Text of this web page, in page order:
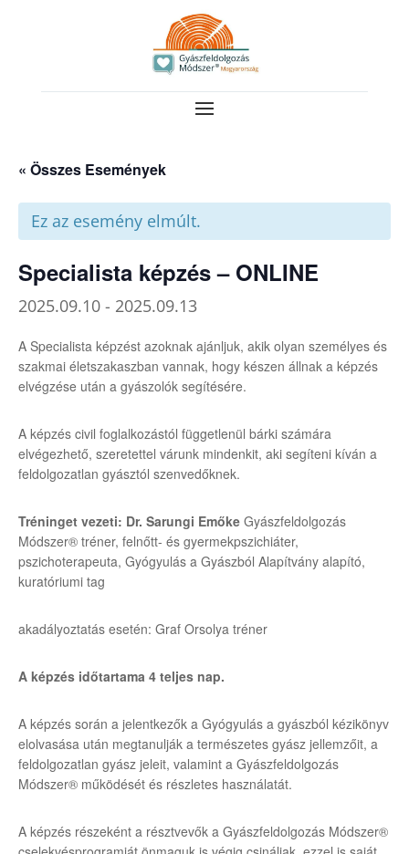
« Összes Események
Ez az esemény elmúlt.
Specialista képzés – ONLINE
2025.09.10 - 2025.09.13
A Specialista képzést azoknak ajánljuk, akik olyan személyes és
szakmai életszakaszban vannak, hogy készen állnak a képzés
elvégzése után a gyászolók segítésére.
A képzés civil foglalkozástól függetlenül bárki számára
elvégezhető, szeretettel várunk mindenkit, aki segíteni kíván a
feldolgozatlan gyásztól szenvedőknek.
Tréninget vezeti: Dr. Sarungi Emőke Gyászfeldolgozás
Módszer® tréner, felnőtt- és gyermekpszichiáter,
pszichoterapeuta, Gyógyulás a Gyászból Alapítvány alapító,
kuratóriumi tag
akadályoztatás esetén: Graf Orsolya tréner
A képzés időtartama 4 teljes nap.
A képzés során a jelentkezők a Gyógyulás a gyászból kézikönyv
elolvasása után megtanulják a természetes gyász jellemzőit, a
feldolgozatlan gyász jeleit, valamint a Gyászfeldolgozás
Módszer® működését és részletes használatát.
A képzés részeként a résztvevők a Gyászfeldolgozás Módszer®